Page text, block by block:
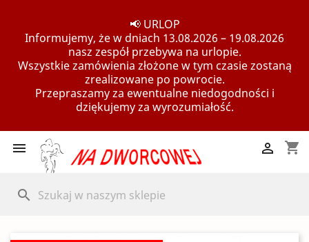
📢 URLOP
Informujemy, że w dniach 13.08.2026 – 19.08.2026
nasz zespół przebywa na urlopie.
Wszystkie zamówienia złożone w tym czasie zostaną
zrealizowane po powrocie.
Przepraszamy za ewentualne niedogodności i
dziękujemy za wyrozumiałość.
 shopping_cart

search